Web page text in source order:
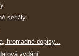
seriály
hromadné dopisy...
vydání